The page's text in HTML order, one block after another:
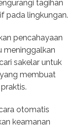
tagihan
pada lingkungan.
pencahayaan
meninggalkan
sakelar untuk
membuat
otomatis
keamanan